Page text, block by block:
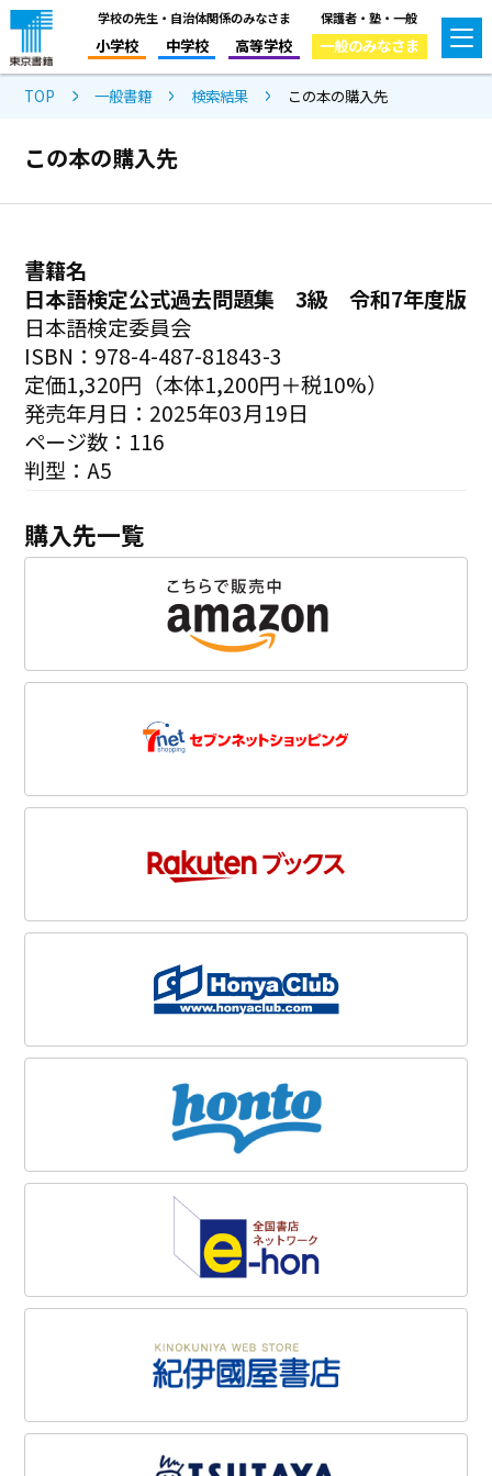
学校の先生・自治体関係のみなさま
小学校 中学校 高等学校
保護者・塾・一般
一般のみなさま
TOP 一般書籍 検索結果 この本の購入先
この本の購入先
書籍名
日本語検定公式過去問題集 3級 令和7年度版
日本語検定委員会
ISBN：978-4-487-81843-3
定価1,320円（本体1,200円＋税10%）
発売年月日：2025年03月19日
ページ数：116
判型：A5
購入先一覧